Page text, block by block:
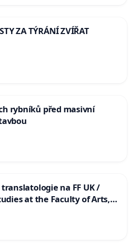
ZA TÝRÁNÍ ZVÍŘAT
rybníků před masivní
na FF UK /
at the Faculty of Arts,